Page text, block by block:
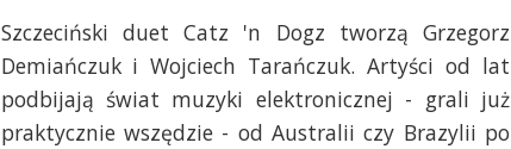
Szczeciński duet Catz 'n Dogz tworzą Grzegorz
Demiańczuk i Wojciech Tarańczuk. Artyści od lat
podbijają świat muzyki elektronicznej - grali już
praktycznie wszędzie - od Australii czy Brazylii po